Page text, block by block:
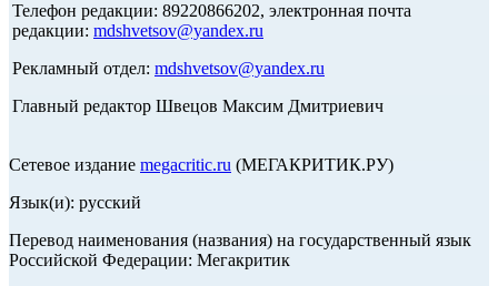
Телефон редакции: 89220866202, электронная почта
редакции: mdshvetsov@yandex.ru
Рекламный отдел: mdshvetsov@yandex.ru
Главный редактор Швецов Максим Дмитриевич
Сетевое издание megacritic.ru (МЕГАКРИТИК.РУ)
Язык(и): русский
Перевод наименования (названия) на государственный язык
Российской Федерации: Мегакритик